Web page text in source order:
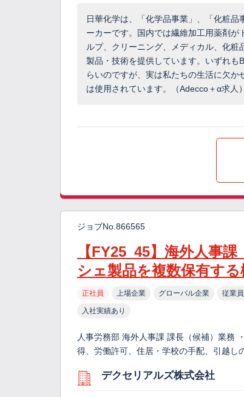
日華化学は、「化学品事業」、「化粧
ーカーです。国内では繊維加工用薬剤
ルプ、クリーニング、メディカル、化
製品・技術を提供しています。いずれ
らいのですが、実は私たちの生活に欠
は使用されています。（Adecco＋α求人）
ジョブNo.866565
【FY25_45】海外人事
シェ製品を複数保有す
正社員 上場企業 グローバル企業 従業
入社実績あり
人事労務部 海外人事課 課長（候補）業務
得、労働許可、住居・学校の手配、引越し
デクセリアルズ株式会社